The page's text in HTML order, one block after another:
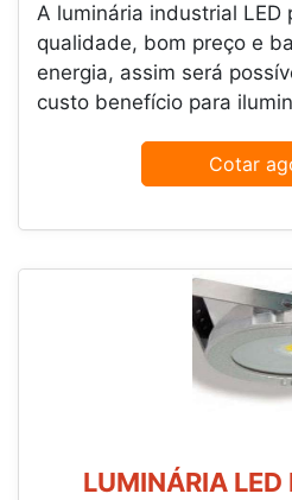
A luminária industrial LED
qualidade, bom preço e
energia, assim será
custo benefício para
Cotar
LUMINÁRIA LED